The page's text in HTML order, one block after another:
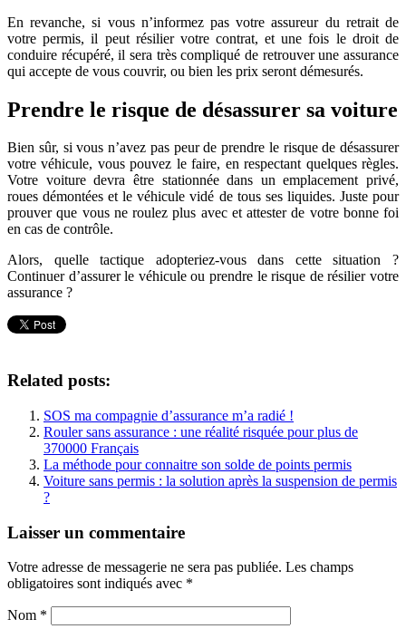
En revanche, si vous n’informez pas votre assureur du retrait de
votre permis, il peut résilier votre contrat, et une fois le droit de
conduire récupéré, il sera très compliqué de retrouver une assurance
qui accepte de vous couvrir, ou bien les prix seront démesurés.
Prendre le risque de désassurer sa voiture
Bien sûr, si vous n’avez pas peur de prendre le risque de désassurer
votre véhicule, vous pouvez le faire, en respectant quelques règles.
Votre voiture devra être stationnée dans un emplacement privé,
roues démontées et le véhicule vidé de tous ses liquides. Juste pour
prouver que vous ne roulez plus avec et attester de votre bonne foi
en cas de contrôle.
Alors, quelle tactique adopteriez-vous dans cette situation ?
Continuer d’assurer le véhicule ou prendre le risque de résilier votre
assurance ?
Related posts:
SOS ma compagnie d’assurance m’a radié !
Rouler sans assurance : une réalité risquée pour plus de
370000 Français
La méthode pour connaitre son solde de points permis
Voiture sans permis : la solution après la suspension de permis
?
Laisser un commentaire
Votre adresse de messagerie ne sera pas publiée. Les champs
obligatoires sont indiqués avec *
Nom *